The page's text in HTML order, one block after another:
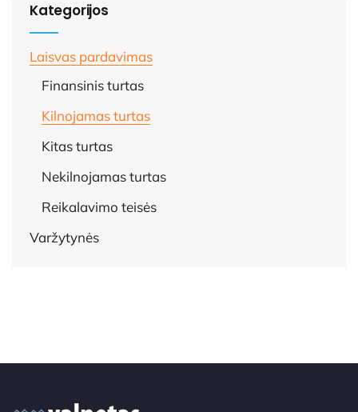
Kategorijos
Laisvas pardavimas
Finansinis turtas
Kilnojamas turtas
Kitas turtas
Nekilnojamas turtas
Reikalavimo teisės
Varžytynės